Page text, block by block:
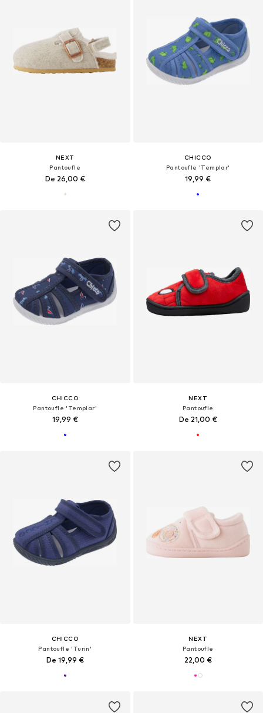
NEXT
Pantoufle
De 26,00 €
CHICCO
Pantoufle 'Templar'
19,99 €
CHICCO
Pantoufle 'Templar'
19,99 €
NEXT
Pantoufle
De 21,00 €
CHICCO
Pantoufle 'Turin'
De 19,99 €
NEXT
Pantoufle
22,00 €